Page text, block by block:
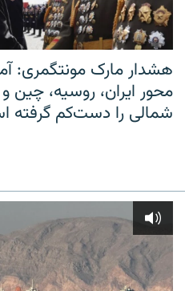
هشدار مارک مونتگمری:
محور ایران، روسیه، چین
شمالی را دست‌کم گرفته